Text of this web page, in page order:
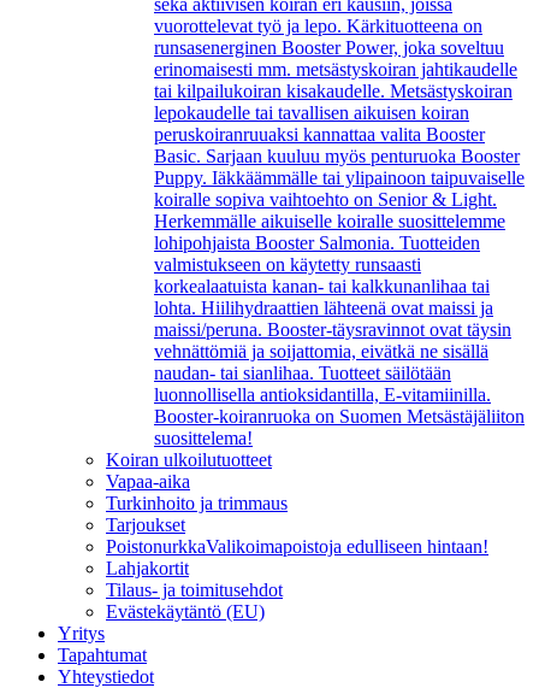
sekä aktiivisen koiran eri kausiin, joissa
vuorottelevat työ ja lepo. Kärkituotteena on
runsasenerginen Booster Power, joka soveltuu
erinomaisesti mm. metsästyskoiran jahtikaudelle
tai kilpailukoiran kisakaudelle. Metsästyskoiran
lepokaudelle tai tavallisen aikuisen koiran
peruskoiranruuaksi kannattaa valita Booster
Basic. Sarjaan kuuluu myös penturuoka Booster
Puppy. Iäkkäämmälle tai ylipainoon taipuvaiselle
koiralle sopiva vaihtoehto on Senior & Light.
Herkemmälle aikuiselle koiralle suosittelemme
lohipohjaista Booster Salmonia. Tuotteiden
valmistukseen on käytetty runsaasti
korkealaatuista kanan- tai kalkkunanlihaa tai
lohta. Hiilihydraattien lähteenä ovat maissi ja
maissi/peruna. Booster-täysravinnot ovat täysin
vehnättömiä ja soijattomia, eivätkä ne sisällä
naudan- tai sianlihaa. Tuotteet säilötään
luonnollisella antioksidantilla, E-vitamiinilla.
Booster-koiranruoka on Suomen Metsästäjäliiton
suosittelema!
Koiran ulkoilutuotteet
Vapaa-aika
Turkinhoito ja trimmaus
Tarjoukset
PoistonurkkaValikoimapoistoja edulliseen hintaan!
Lahjakortit
Tilaus- ja toimitusehdot
Evästekäytäntö (EU)
Yritys
Tapahtumat
Yhteystiedot